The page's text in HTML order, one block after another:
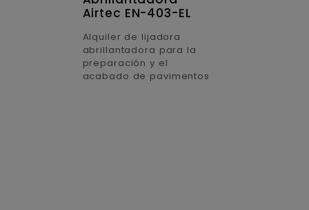
Airtec EN-403-EL
Alquiler de lijadora
abrillantadora para la
preparación y el
acabado de pavimentos